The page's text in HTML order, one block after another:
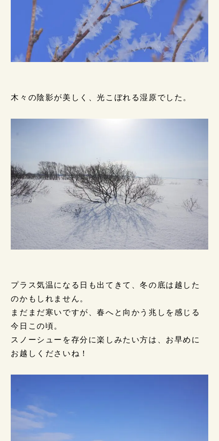
木々の陰影が美しく、光こぼれる湿原でした。
プラス気温になる日も出てきて、冬の底は越した
のかもしれません。
まだまだ寒いですが、春へと向かう兆しを感じる
今日この頃。
スノーシューを存分に楽しみたい方は、お早めに
お越しくださいね！